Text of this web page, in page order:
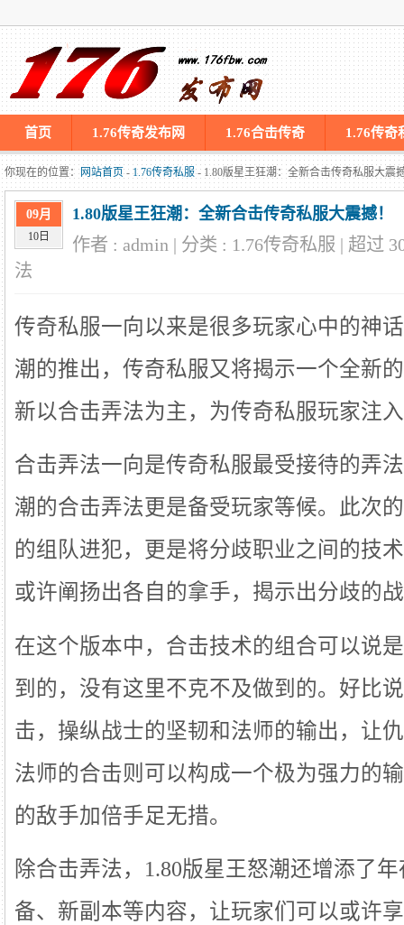
首页 1.76传奇发布网 1.76合击传奇 1.76传奇
你现在的位置： 网站首页- 1.76传奇私服- 1.80版星王狂潮：全新合击传奇私服大震
09月
10日
1.80版星王狂潮：全新合击传奇私服大震撼！
作者 : admin | 分类 : 1.76传奇私服 | 超过
法
传奇私服一向以来是很多玩家心中的神
潮的推出，传奇私服又将揭示一个全新
新以合击弄法为主，为传奇私服玩家注
合击弄法一向是传奇私服最受接待的弄
潮的合击弄法更是备受玩家等候。此次
的组队进犯，更是将分歧职业之间的技
或许阐扬出各自的拿手，揭示出分歧的
在这个版本中，合击技术的组合可以说
到的，没有这里不克不及做到的。好比
击，操纵战士的坚韧和法师的输出，让
法师的合击则可以构成一个极为强力的
的敌手加倍手足无措。
除合击弄法，1.80版星王怒潮还增添了
备、新副本等内容，让玩家们可以或许